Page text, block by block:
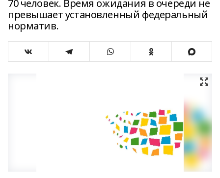
70 человек. Время ожидания в очереди не
превышает установленный федеральный
норматив.